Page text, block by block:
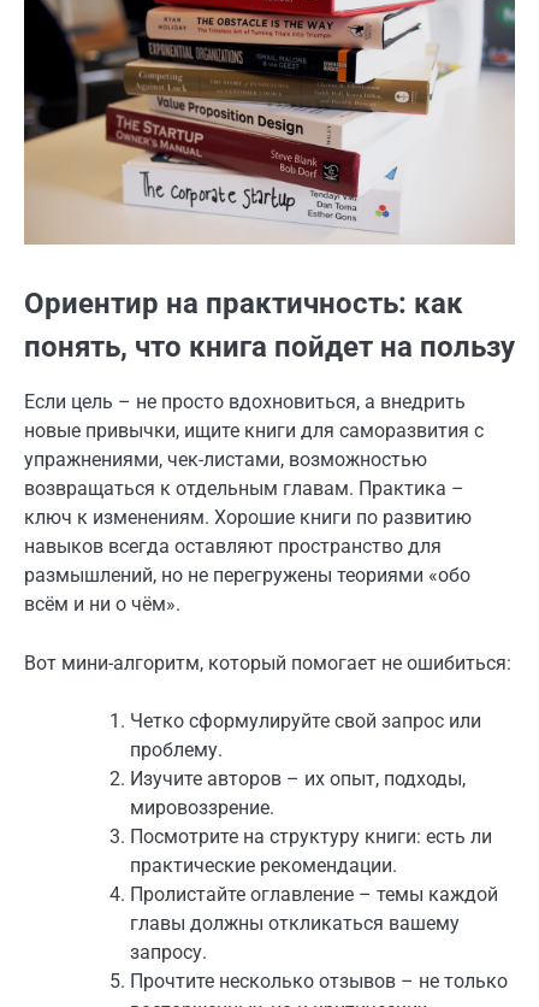
Ориентир на практичность: как
понять, что книга пойдет на пользу
Если цель – не просто вдохновиться, а внедрить
новые привычки, ищите книги для саморазвития с
упражнениями, чек-листами, возможностью
возвращаться к отдельным главам. Практика –
ключ к изменениям. Хорошие книги по развитию
навыков всегда оставляют пространство для
размышлений, но не перегружены теориями «обо
всём и ни о чём».
Вот мини-алгоритм, который помогает не ошибиться:
Четко сформулируйте свой запрос или
проблему.
Изучите авторов – их опыт, подходы,
мировоззрение.
Посмотрите на структуру книги: есть ли
практические рекомендации.
Пролистайте оглавление – темы каждой
главы должны откликаться вашему
запросу.
Прочтите несколько отзывов – не только